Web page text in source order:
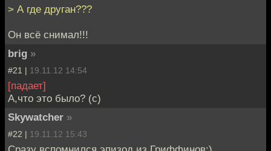
> А где друган???
Он всё снимал!!!
brig »
#21 | 19.11.12 14:54
[падает]
А,что это было? (с)
Skywatcher »
#22 | 19.11.12 15:43